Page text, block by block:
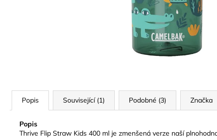
Popis Související (1) Podobné (3) Značka
Popis
Thrive Flip Straw Kids 400 ml je zmenšená verze naší